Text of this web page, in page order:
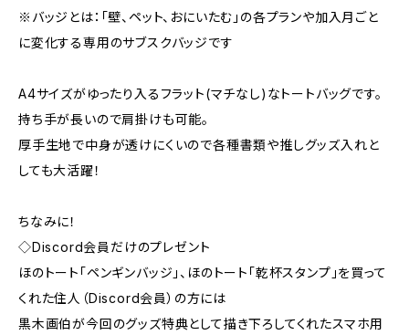
※バッジとは：「壁、ペット、おにいたむ」の各プランや加入月ごと
に変化する専用のサブスクバッジです
A4サイズがゆったり入るフラット(マチなし)なトートバッグです。
持ち手が長いので肩掛けも可能。
厚手生地で中身が透けにくいので各種書類や推しグッズ入れと
しても大活躍！
ちなみに！
◇Discord会員だけのプレゼント
ほのトート「ペンギンバッジ」、ほのトート「乾杯スタンプ」を買って
くれた住人（Discord会員）の方には
黒木画伯が今回のグッズ特典として描き下ろしてくれたスマホ用